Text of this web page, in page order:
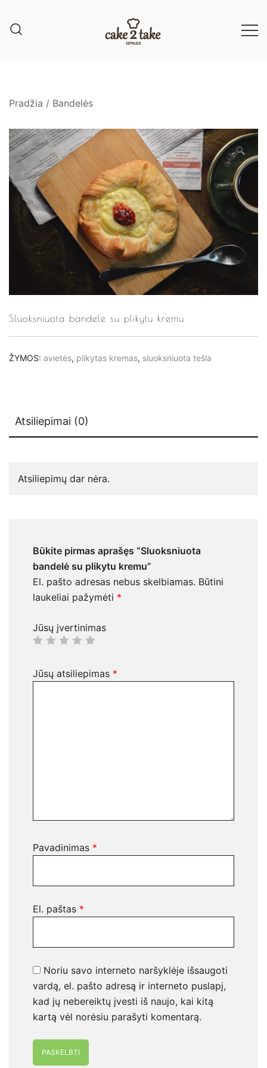
Pradžia / Bandelės
🔍
Sluoksniuota bandelė su plikytu kremu
ŽYMOS: avietės, plikytas kremas, sluoksniuota tešla
Atsiliepimai (0)
Atsiliepimų dar nėra.
Būkite pirmas aprašęs “Sluoksniuota
bandelė su plikytu kremu”
El. pašto adresas nebus skelbiamas. Būtini
laukeliai pažymėti *
Jūsų įvertinimas
Jūsų atsiliepimas *
Pavadinimas *
El. paštas *
Noriu savo interneto naršyklėje išsaugoti
vardą, el. pašto adresą ir interneto puslapį,
kad jų nebereiktų įvesti iš naujo, kai kitą
kartą vėl norėsiu parašyti komentarą.